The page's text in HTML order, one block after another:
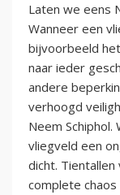
Laten we eens
Wanneer een
bijvoorbeeld
naar ieder
andere
verhoogd
Neem
vliegveld een
dicht.
complete